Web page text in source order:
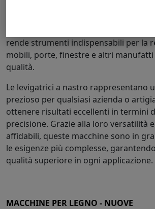
rende strumenti indispensabili per la
mobili, porte, finestre e altri
qualità.
Le levigatrici a nastro rappresentano
prezioso per qualsiasi azienda o
ottenere risultati eccellenti in termini
precisione. Grazie alla loro versatilità
affidabili, queste macchine sono in
le esigenze più complesse,
qualità superiore in ogni applicazione.
MACCHINE PER LEGNO - NUOVE